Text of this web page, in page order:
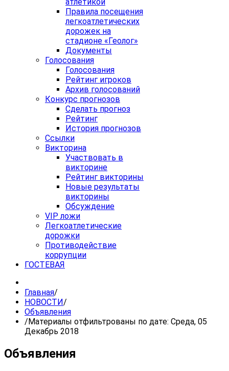
атлетикой
Правила посещения
легкоатлетических
дорожек на
стадионе «Геолог»
Документы
Голосования
Голосования
Рейтинг игроков
Архив голосований
Конкурс прогнозов
Сделать прогноз
Рейтинг
История прогнозов
Ссылки
Викторина
Участвовать в
викторине
Рейтинг викторины
Новые результаты
викторины
Обсуждение
VIP ложи
Легкоатлетические
дорожки
Противодействие
коррупции
ГОСТЕВАЯ
Главная/
НОВОСТИ/
Объявления
/ Материалы отфильтрованы по дате: Среда, 05
Декабрь 2018
Объявления